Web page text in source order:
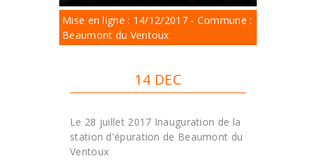
Mise en ligne : 14/12/2017 - Commune :
Beaumont du Ventoux
14 DEC
Le 28 juillet 2017 Inauguration de la
station d'épuration de Beaumont du
Ventoux